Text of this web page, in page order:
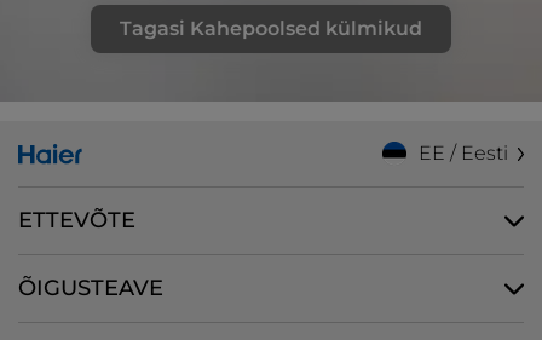
Tagasi Kahepoolsed külmikud
EE / Eesti
ETTEVÕTE
ÕIGUSTEAVE